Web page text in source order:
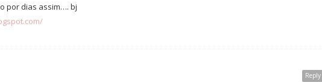
por dias assim…. bj
Reply